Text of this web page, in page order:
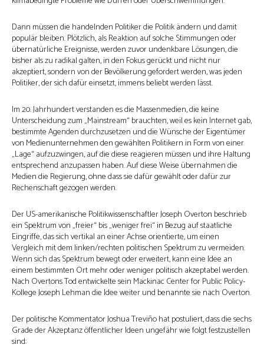
Dann müssen die handelnden Politiker die Politik ändern und damit
populär bleiben. Plötzlich, als Reaktion auf solche Stimmungen oder
übernatürliche Ereignisse, werden zuvor undenkbare Lösungen, die
bisher als zu radikal galten, in den Fokus gerückt und nicht nur
akzeptiert, sondern von der Bevölkerung gefordert werden, was jeden
Politiker, der sich dafür einsetzt, immens beliebt werden lässt.
Im 20. Jahrhundert verstanden es die Massenmedien, die keine
Unterscheidung zum „Mainstream“ brauchten, weil es kein Internet gab,
bestimmte Agenden durchzusetzen und die Wünsche der Eigentümer
von Medienunternehmen den gewählten Politikern in Form von einer
„Lage“ aufzuzwingen, auf die diese reagieren müssen und ihre Haltung
entsprechend anzupassen haben. Auf diese Weise übernahmen die
Medien die Regierung, ohne dass sie dafür gewählt oder dafür zur
Rechenschaft gezogen werden.
Der US-amerikanische Politikwissenschaftler Joseph Overton beschrieb
ein Spektrum von „freier“ bis „weniger frei“ in Bezug auf staatliche
Eingriffe, das sich vertikal an einer Achse orientierte, um einen
Vergleich mit dem linken/rechten politischen Spektrum zu vermeiden.
Wenn sich das Spektrum bewegt oder erweitert, kann eine Idee an
einem bestimmten Ort mehr oder weniger politisch akzeptabel werden.
Nach Overtons Tod entwickelte sein Mackinac Center for Public Policy-
Kollege Joseph Lehman die Idee weiter und benannte sie nach Overton.
Der politische Kommentator Joshua Treviño hat postuliert, dass die sechs
Grade der Akzeptanz öffentlicher Ideen ungefähr wie folgt festzustellen
sind: